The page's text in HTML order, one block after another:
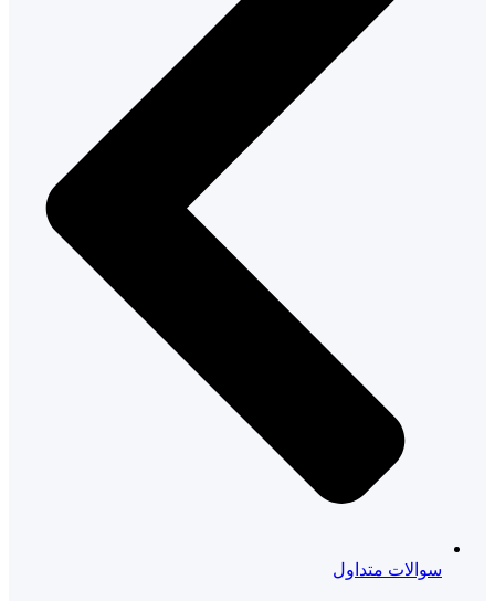
سوالات متداول